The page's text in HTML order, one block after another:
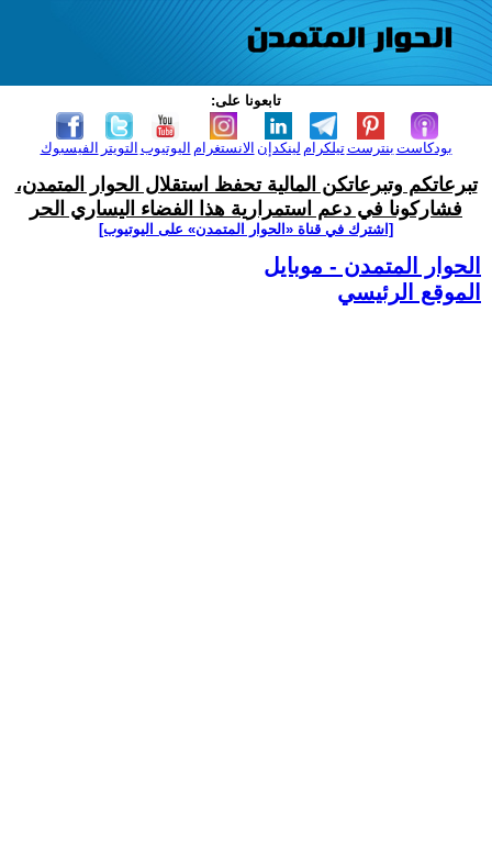
تابعونا على:
الفيسبوك التويتر اليوتيوب الانستغرام لينكدإن تيلكرامبنترست بودكاست
تبرعاتكم وتبرعاتكن المالية تحفظ استقلال الحوار المتمدن،
فشاركونا في دعم استمرارية هذا الفضاء اليساري الحر
[اشترك في قناة ‫«الحوار المتمدن» على اليوتيوب]
الحوار المتمدن - موبايل
الموقع الرئيسي